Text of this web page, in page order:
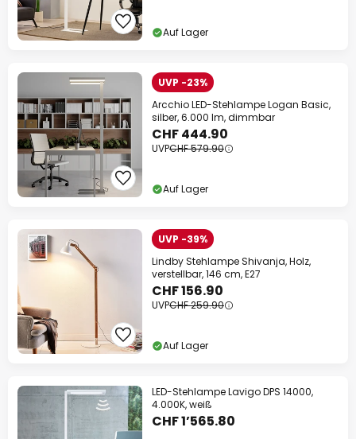
Auf Lager
UVP -23%
Arcchio LED-Stehlampe Logan Basic,
silber, 6.000 lm, dimmbar
CHF 444.90
UVPCHF 579.90
Auf Lager
UVP -39%
Lindby Stehlampe Shivanja, Holz,
verstellbar, 146 cm, E27
CHF 156.90
UVPCHF 259.90
Auf Lager
LED-Stehlampe Lavigo DPS 14000,
4.000K, weiß
CHF 1’565.80